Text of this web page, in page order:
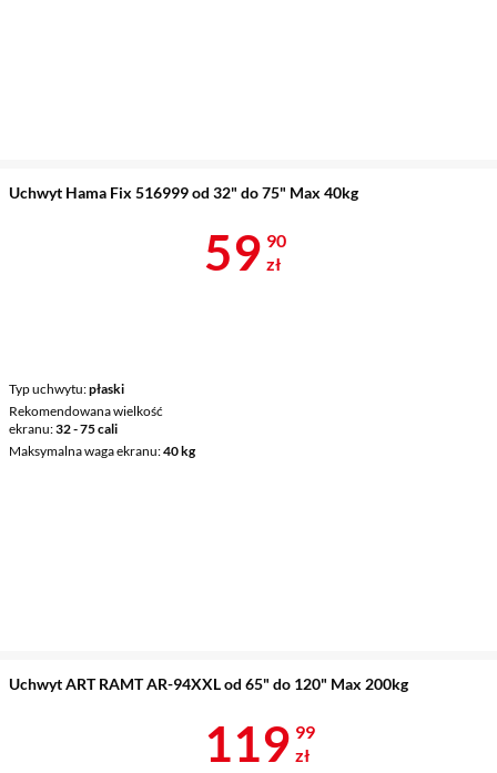
Uchwyt Hama Fix 516999 od 32" do 75" Max 40kg
Typ uchwytu płaski
Rekomendowana wielkość
ekranu 32 - 75 cali
Maksymalna waga ekranu 40 kg
Cena 59,90
59 90
zł
Uchwyt ART RAMT AR-94XXL od 65" do 120" Max 200kg
Cena 119,99
119 99
zł